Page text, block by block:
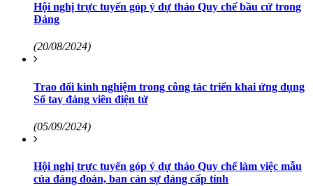
Hội nghị trực tuyến góp ý dự thảo Quy chế bầu cử trong
Đảng
(20/08/2024)
Trao đổi kinh nghiệm trong công tác triển khai ứng dụng
Sổ tay đảng viên điện tử
(05/09/2024)
Hội nghị trực tuyến góp ý dự thảo Quy chế làm việc mẫu
của đảng đoàn, ban cán sự đảng cấp tỉnh